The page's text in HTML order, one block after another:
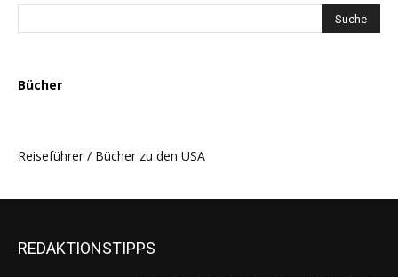
Bücher
Reiseführer / Bücher zu den USA
REDAKTIONSTIPPS